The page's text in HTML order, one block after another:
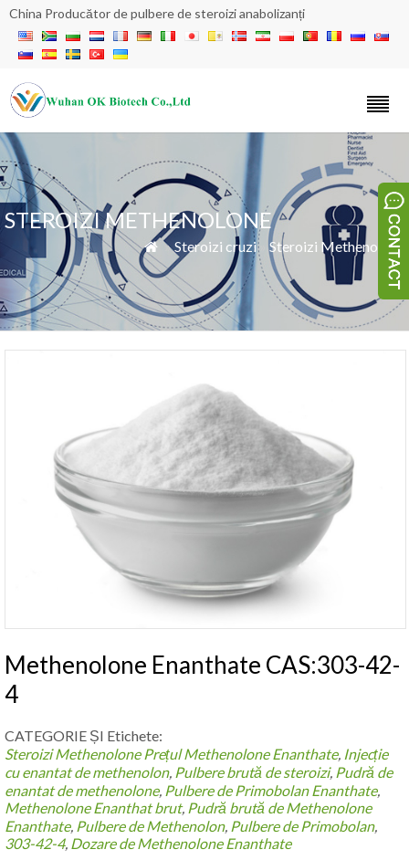
China Producător de pulbere de steroizi anabolizanți
STEROIZI METHENOLONE
 »Steroizi cruzi»Steroizi Methenolone
Methenolone Enanthate CAS:303-42-
4
CATEGORIE ȘI Etichete:
Steroizi Methenolone Prețul Methenolone Enanthate, Injecție
cu enantat de methenolon, Pulbere brută de steroizi, Pudră de
enantat de methenolone, Pulbere de Primobolan Enanthate,
Methenolone Enanthat brut, Pudră brută de Methenolone
Enanthate, Pulbere de Methenolon, Pulbere de Primobolan,
303-42-4, Dozare de Methenolone Enanthate